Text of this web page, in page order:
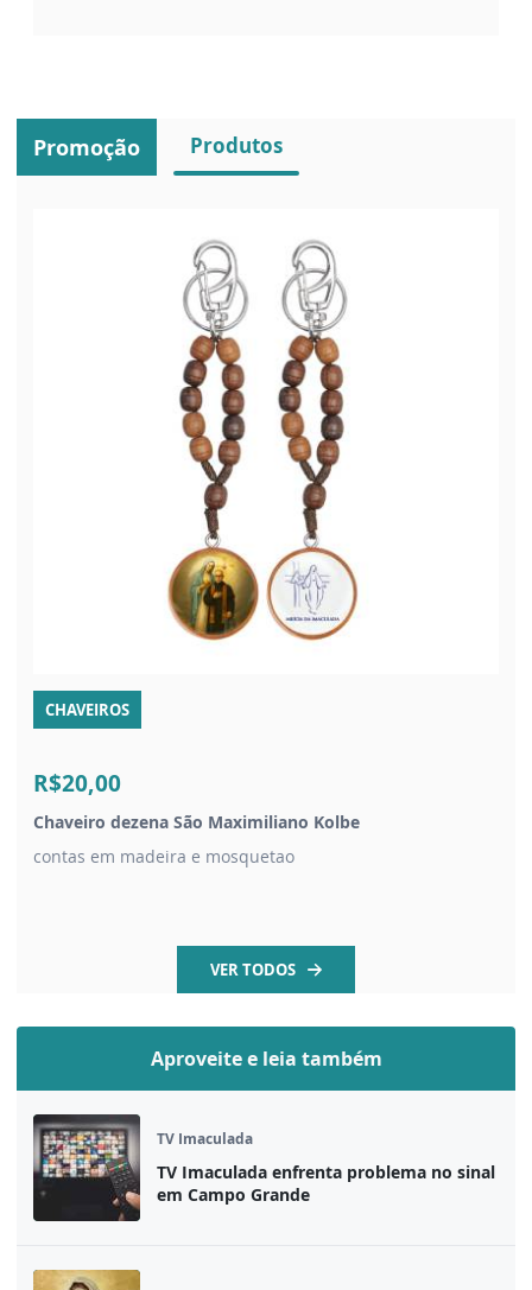
Promoção Produtos
CHAVEIROS
R$20,00
Chaveiro dezena São Maximiliano Kolbe
contas em madeira e mosquetao
VER TODOS
Aproveite e leia também
TV Imaculada
TV Imaculada enfrenta problema no sinal
em Campo Grande